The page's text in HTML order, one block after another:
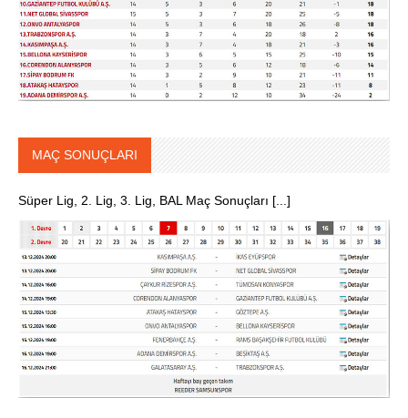
MAÇ SONUÇLARI
Süper Lig, 2. Lig, 3. Lig, BAL Maç Sonuçları [...]